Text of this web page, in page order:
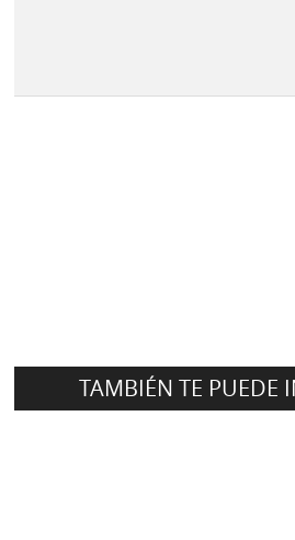
TAMBIÉN TE PUEDE